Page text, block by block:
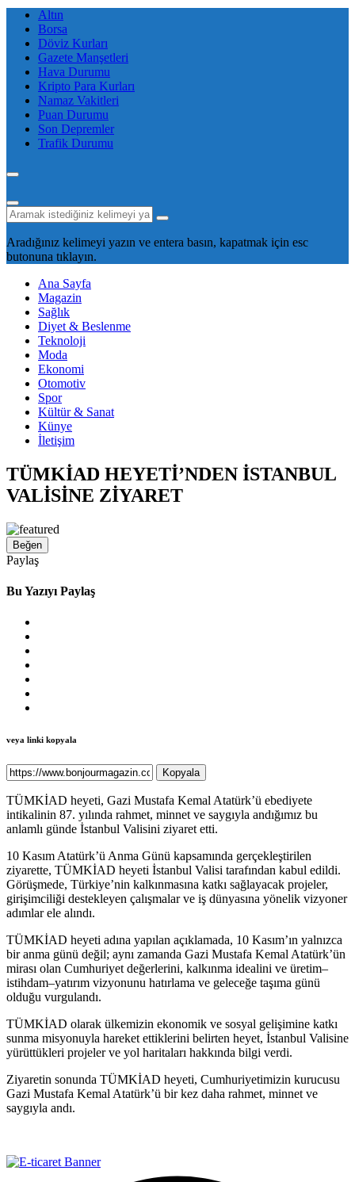
Altın
Borsa
Döviz Kurları
Gazete Manşetleri
Hava Durumu
Kripto Para Kurları
Namaz Vakitleri
Puan Durumu
Son Depremler
Trafik Durumu
Aradığınız kelimeyi yazın ve entera basın, kapatmak için esc
butonuna tıklayın.
Ana Sayfa
Magazin
Sağlık
Diyet & Beslenme
Teknoloji
Moda
Ekonomi
Otomotiv
Spor
Kültür & Sanat
Künye
İletişim
TÜMKİAD HEYETİ’NDEN İSTANBUL
VALİSİNE ZİYARET
Beğen
Paylaş
Bu Yazıyı Paylaş
veya linki kopyala
Kopyala
TÜMKİAD heyeti, Gazi Mustafa Kemal Atatürk’ü ebediyete
intikalinin 87. yılında rahmet, minnet ve saygıyla andığımız bu
anlamlı günde İstanbul Valisini ziyaret etti.
10 Kasım Atatürk’ü Anma Günü kapsamında gerçekleştirilen
ziyarette, TÜMKİAD heyeti İstanbul Valisi tarafından kabul edildi.
Görüşmede, Türkiye’nin kalkınmasına katkı sağlayacak projeler,
girişimciliği destekleyen çalışmalar ve iş dünyasına yönelik vizyoner
adımlar ele alındı.
TÜMKİAD heyeti adına yapılan açıklamada, 10 Kasım’ın yalnızca
bir anma günü değil; aynı zamanda Gazi Mustafa Kemal Atatürk’ün
mirası olan Cumhuriyet değerlerini, kalkınma idealini ve üretim–
istihdam–yatırım vizyonunu hatırlama ve geleceğe taşıma günü
olduğu vurgulandı.
TÜMKİAD olarak ülkemizin ekonomik ve sosyal gelişimine katkı
sunma misyonuyla hareket ettiklerini belirten heyet, İstanbul Valisine
yürüttükleri projeler ve yol haritaları hakkında bilgi verdi.
Ziyaretin sonunda TÜMKİAD heyeti, Cumhuriyetimizin kurucusu
Gazi Mustafa Kemal Atatürk’ü bir kez daha rahmet, minnet ve
saygıyla andı.